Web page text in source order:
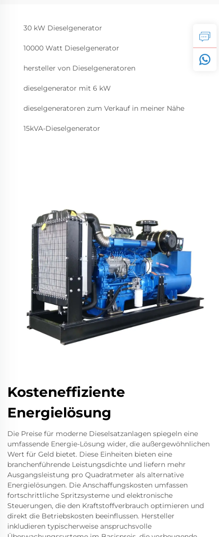
30 kW Dieselgenerator
10000 Watt Dieselgenerator
hersteller von Dieselgeneratoren
dieselgenerator mit 6 kW
dieselgeneratoren zum Verkauf in meiner Nähe
15kVA-Dieselgenerator
Kosteneffiziente
Energielösung
Die Preise für moderne Dieselsatzanlagen spiegeln eine
umfassende Energie-Lösung wider, die außergewöhnlichen
Wert für Geld bietet. Diese Einheiten bieten eine
branchenführende Leistungsdichte und liefern mehr
Ausgangsleistung pro Quadratmeter als alternative
Energielösungen. Die Anschaffungskosten umfassen
fortschrittliche Spritzsysteme und elektronische
Steuerungen, die den Kraftstoffverbrauch optimieren und
direkt die Betriebskosten beeinflussen. Hersteller
inkludieren typischerweise anspruchsvolle